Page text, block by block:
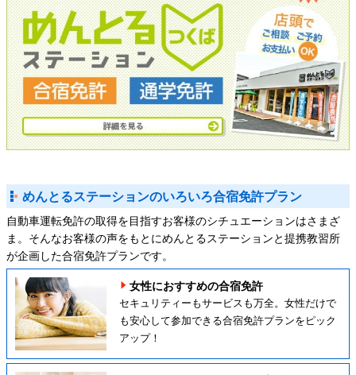
めんとるステーションのいろいろ合宿免許プラン
自動車運転免許の取得を目指すお客様のシチュエーションはさまざ
ま。そんなお客様の声をもとにめんとるステーションと提携教習所
が企画した合宿免許プランです。
女性におすすめの合宿免許
セキュリティーもサービスも万全。女性だけで
も安心して参加できる合宿免許プランをピック
アップ！